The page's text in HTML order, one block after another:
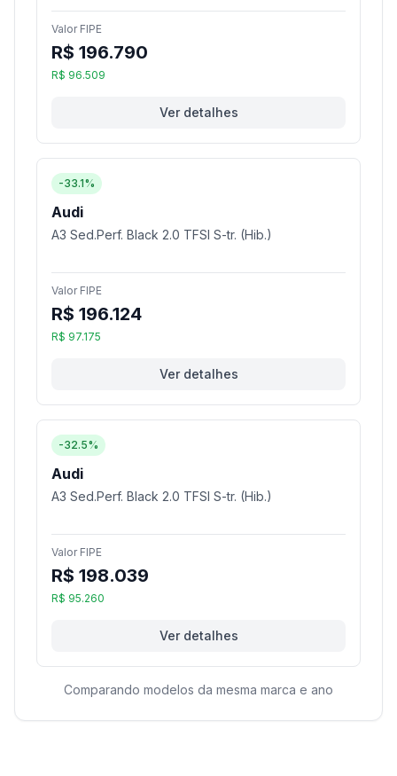
Valor FIPE
R$ 196.790
R$ 96.509
Ver detalhes
-33.1%
Audi
A3 Sed.Perf. Black 2.0 TFSI S-tr. (Hib.)
Valor FIPE
R$ 196.124
R$ 97.175
Ver detalhes
-32.5%
Audi
A3 Sed.Perf. Black 2.0 TFSI S-tr. (Hib.)
Valor FIPE
R$ 198.039
R$ 95.260
Ver detalhes
Comparando modelos da mesma marca e ano